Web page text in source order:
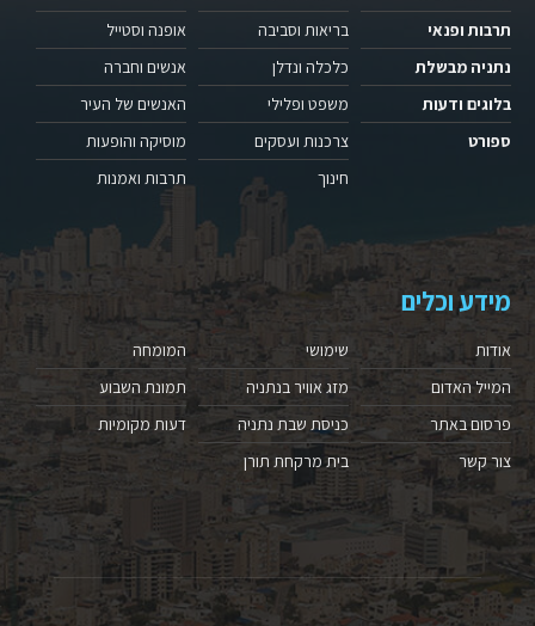
תרבות ופנאי
נתניה מבשלת
בלוגים ודעות
ספורט
בריאות וסביבה
כלכלה ונדלן
משפט ופלילי
צרכנות ועסקים
חינוך
אופנה וסטייל
אנשים וחברה
האנשים של העיר
מוסיקה והופעות
תרבות ואמנות
מידע וכלים
אודות
המייל האדום
פרסום באתר
צור קשר
שימושי
מזג אוויר בנתניה
כניסת שבת נתניה
בית מרקחת תורן
המומחה
תמונת השבוע
דעות מקומיות